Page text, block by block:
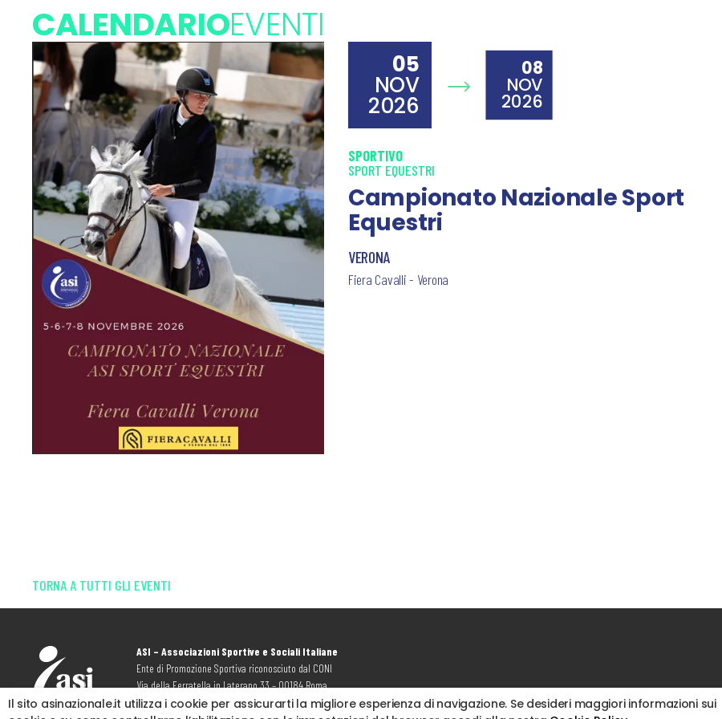
CALENDARIOEVENTI
05
NOV
2026
08
NOV
2026
SPORTIVO
SPORT EQUESTRI
Campionato Nazionale Sport
Equestri
VERONA
Fiera Cavalli - Verona
TORNA A TUTTI GLI EVENTI
ASI – Associazioni Sportive e Sociali Italiane
Ente di Promozione Sportiva riconosciuto dal CONI
Via della Ferratella in Laterano 33 – 00184 Roma
P. IVA: 04901361008
Il sito asinazionale.it utilizza i cookie per assicurarti la migliore esperienza di navigazione. Se desideri maggiori informazioni sui